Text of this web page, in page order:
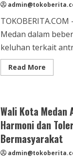
Putra
2026
Medan dalam
keluhan terkait
Read MoreRead
more
SPBU
Medan
Jadi
Warga
Keluhkan
pada
Wali Kota
Harmoni dan
Bermasyarakat